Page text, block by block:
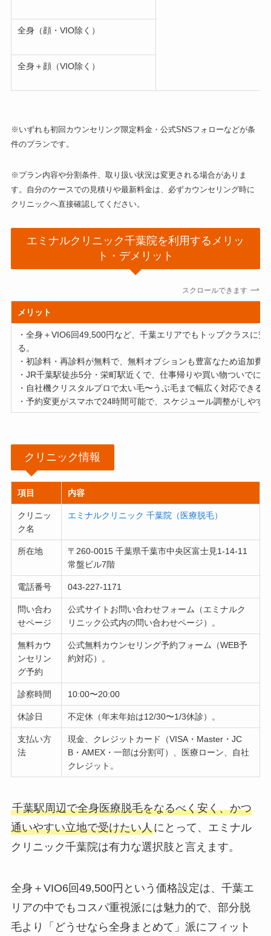
全身（顔・VIO除く）
全身＋顔（VIO除く）
※いずれも初回カウンセリング限定料金・公式SNSフォローなどが条
件のプランです。
※プラン内容や分割条件、取り扱い状況は変更される場合がありま
す。自分のケースでの見積りや最新料金は、必ずカウンセリング時に
クリニックへ直接確認してください。
エミナルクリニック千葉院を利用するメリッ
ト・デメリット
スクロールできます
メリット
・全身＋VIO6回49,500円など、千葉エリアでもトップクラスに
る。
・初診料・再診料が無料で、無料オプションも豊富なため追加費
・JR千葉駅徒歩5分・栄町駅近くで、仕事帰りや買い物ついでに
・自社機クリスタルプロで太い毛〜うぶ毛まで幅広く対応できる
・予約変更がスマホで24時間可能で、スケジュール調整がしやす
クリニック情報
項目 内容
クリニッ
ク名
エミナルクリニック 千葉院（医療脱毛）
所在地
〒260-0015 千葉県千葉市中央区富士見1-14-11
常盤ビル7階
電話番号 043-227-1171
問い合わ
せページ
公式サイトお問い合わせフォーム（エミナルク
リニック公式内の問い合わせページ）。
無料カウ
ンセリン
グ予約
公式無料カウンセリング予約フォーム（WEB予
約対応）。
診察時間 10:00〜20:00
休診日 不定休（年末年始は12/30〜1/3休診）。
支払い方
法
現金、クレジットカード（VISA・Master・JC
B・AMEX・一部は分割可）、医療ローン、自社
クレジット。
千葉駅周辺で全身医療脱毛をなるべく安く、かつ
通いやすい立地で受けたい人にとって、エミナル
クリニック千葉院は有力な選択肢と言えます。
全身＋VIO6回49,500円という価格設定は、千葉エ
リアの中でもコスパ重視派には魅力的で、部分脱
毛より「どうせなら全身まとめて」派にフィット